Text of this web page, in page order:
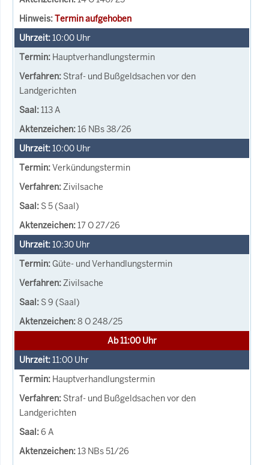
Termin aufgehoben
10:00 Uhr
Hauptverhandlungstermin
Straf- und Bußgeldsachen vor den
Landgerichten
113 A
16 NBs 38/26
10:00 Uhr
Verkündungstermin
Zivilsache
S 5 (Saal)
17 O 27/26
10:30 Uhr
Güte- und Verhandlungstermin
Zivilsache
S 9 (Saal)
8 O 248/25
Ab 11:00 Uhr
11:00 Uhr
Hauptverhandlungstermin
Straf- und Bußgeldsachen vor den
Landgerichten
6 A
13 NBs 51/26